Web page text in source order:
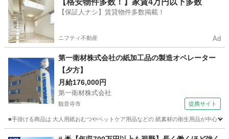
【格安物件多数！】家賃4万円以下多数
【保証人ナシ】賃貸物件多数掲載！
ニフティ不動産 Ad
第一衛材株式会社の紙加工品の製造オペレーター
【夕方】
月給176,000円
第一衛材株式会社
観音寺市 提携サイト
■手掛ける商品は 大人用紙おむつやペットケア用品などの 紙素材の衛生用品が中心
その他